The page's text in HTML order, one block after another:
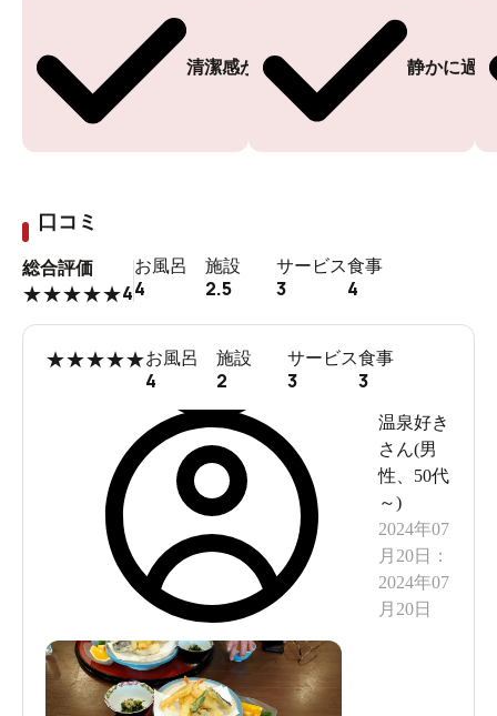
清潔感がある 静かに過
口コミ
総合評価
★★★★★4
お風呂
4
施設
2.5
サービス
3
食事
4
★★★★★お風呂
4
施設
2
サービス
3
食事
3
温泉好き
さん(男
性
50代
～)
2024年07
月20日
：
2024年07
月20日